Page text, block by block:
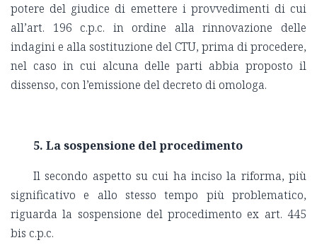
potere del giudice di emettere i provvedimenti di cui
all’art. 196 c.p.c. in ordine alla rinnovazione delle
indagini e alla sostituzione del CTU, prima di procedere,
nel caso in cui alcuna delle parti abbia proposto il
dissenso, con l’emissione del decreto di omologa.
5. La sospensione del procedimento
Il secondo aspetto su cui ha inciso la riforma, più
significativo e allo stesso tempo più problematico,
riguarda la sospensione del procedimento ex art. 445
bis c.p.c.